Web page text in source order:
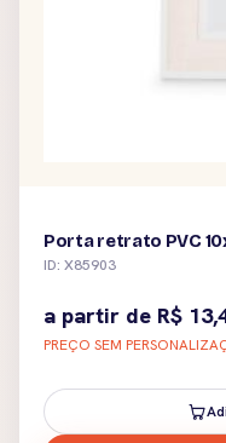
Porta retrato PVC
ID: X85903
a partir de R$
PREÇO SEM